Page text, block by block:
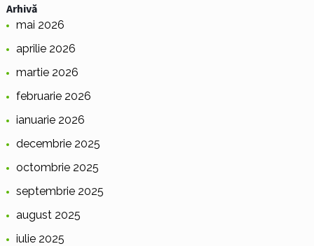
Arhivă
mai 2026
aprilie 2026
martie 2026
februarie 2026
ianuarie 2026
decembrie 2025
octombrie 2025
septembrie 2025
august 2025
iulie 2025